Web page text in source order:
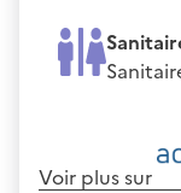
Voir plus sur